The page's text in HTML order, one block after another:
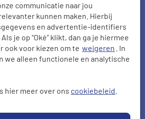
communicatie naar jou
kunnen maken. Hierbij
en advertentie-identifiers
je op “Oké” klikt, dan ga je hiermee
ook voor kiezen om te weigeren . In
we alleen functionele en analytische
hier meer over ons cookiebeleid
bijvoorbeeld een nieuwe
Deze verbeteringen vallen
opstalverzekering van je
Bij sommige verzekeraars valt
onder de inboedelverzekering.
een dekking huurdersbelang af.